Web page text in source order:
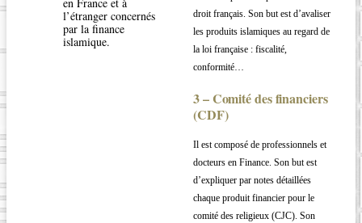
en France et à
l’étranger concernés
par la finance
islamique.
droit français. Son but est d’avaliser
les produits islamiques au regard de
la loi française : fiscalité,
conformité…
3 – Comité des financiers
(CDF)
Il est composé de professionnels et
docteurs en Finance. Son but est
d’expliquer par notes détaillées
chaque produit financier pour le
comité des religieux (CJC). Son